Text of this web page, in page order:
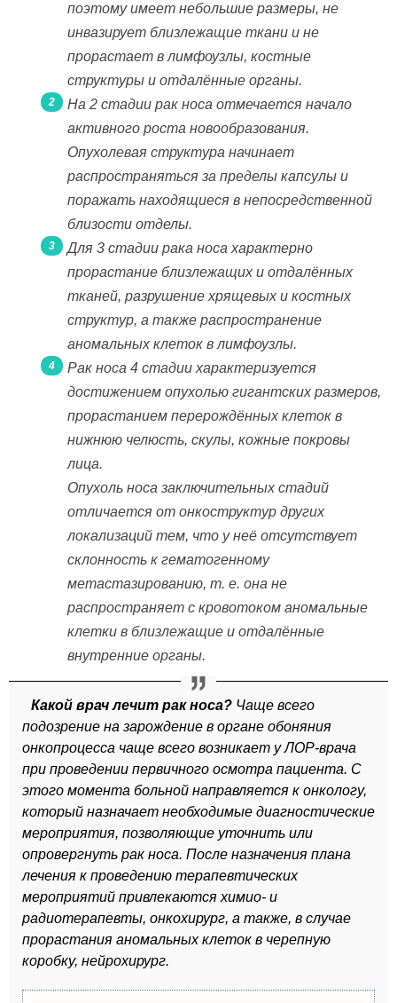
поэтому имеет небольшие размеры, не
инвазирует близлежащие ткани и не
прорастает в лимфоузлы, костные
структуры и отдалённые органы.
На 2 стадии рак носа отмечается начало
активного роста новообразования.
Опухолевая структура начинает
распространяться за пределы капсулы и
поражать находящиеся в непосредственной
близости отделы.
Для 3 стадии рака носа характерно
прорастание близлежащих и отдалённых
тканей, разрушение хрящевых и костных
структур, а также распространение
аномальных клеток в лимфоузлы.
Рак носа 4 стадии характеризуется
достижением опухолью гигантских размеров,
прорастанием перерождённых клеток в
нижнюю челюсть, скулы, кожные покровы
лица.
Опухоль носа заключительных стадий
отличается от онкоструктур других
локализаций тем, что у неё отсутствует
склонность к гематогенному
метастазированию, т. е. она не
распространяет с кровотоком аномальные
клетки в близлежащие и отдалённые
внутренние органы.
Какой врач лечит рак носа? Чаще всего
подозрение на зарождение в органе обоняния
онкопроцесса чаще всего возникает у ЛОР-врача
при проведении первичного осмотра пациента. С
этого момента больной направляется к онкологу,
который назначает необходимые диагностические
мероприятия, позволяющие уточнить или
опровергнуть рак носа. После назначения плана
лечения к проведению терапевтических
мероприятий привлекаются химио- и
радиотерапевты, онкохирург, а также, в случае
прорастания аномальных клеток в черепную
коробку, нейрохирург.